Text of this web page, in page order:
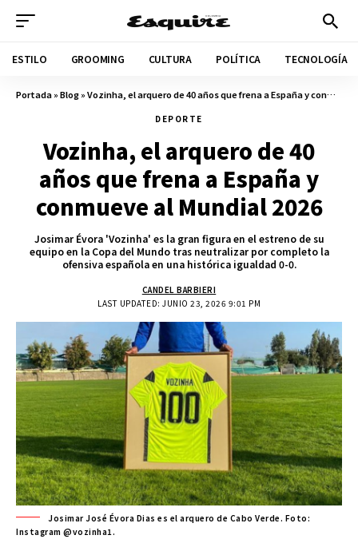
ESTILO GROOMING CULTURA POLÍTICA TECNOLOGÍA
Portada»Blog»Vozinha, el arquero de 40 años que frena a España y conmueve al Mundial 2026
DEPORTE
Vozinha, el arquero de 40
años que frena a España y
conmueve al Mundial 2026
Josimar Évora 'Vozinha' es la gran figura en el estreno de su
equipo en la Copa del Mundo tras neutralizar por completo la
ofensiva española en una histórica igualdad 0-0.
LAST UPDATED: JUNIO 23, 2026 9:01 PM
CANDEL BARBIERI
Josimar José Évora Dias es el arquero de Cabo Verde. Foto:
Instagram @vozinha1.